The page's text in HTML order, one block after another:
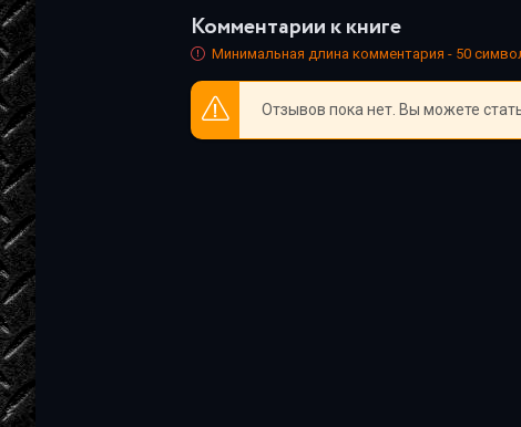
02_15_Strah lyubvi
Комментарии к книге
Минимальная длина комментария - 50
Отзывов пока нет. Вы можете